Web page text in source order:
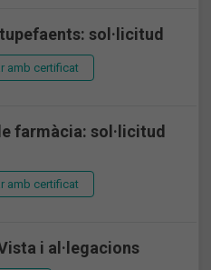
sol·licitud
amb certificat
farmàcia: sol·licitud
amb certificat
i al·legacions